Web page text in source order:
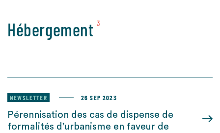
Hébergement 3
NEWSLETTER 26 SEP 2023
Pérennisation des cas de dispense de
formalités d’urbanisme en faveur de